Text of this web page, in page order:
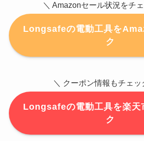
＼ Amazonセール状況をチ
Longsafeの電動工具を
ク
＼ クーポン情報もチェッ
Longsafeの電動工具を楽天
ク